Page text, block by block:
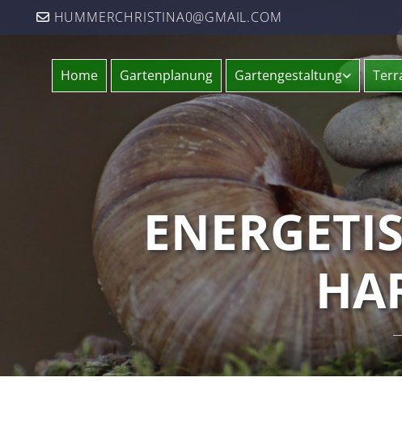
 HUMMERCHRISTINA0@GMAIL.COM
Home Gartenplanung Gartengestaltung